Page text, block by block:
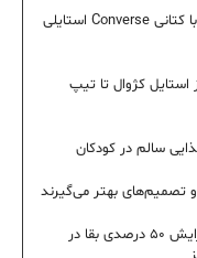
راهنمای ست کردن کفش کانورس؛ چگونه با کتانی Converse استایلی
استایل کژوال تا تیپ
و تصمیم‌های بهتر می‌گیرند
درمان نوین با نانوذرات پوشیده از قند؛ افزایش ۵۰ درصدی بقا در